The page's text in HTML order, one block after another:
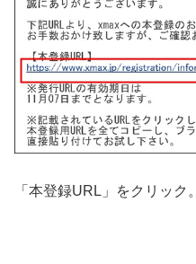
「本登録URL」をクリック。